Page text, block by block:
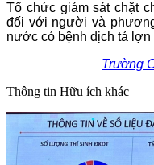
Tổ chức giám sát chặt
đối với người và
nước có bệnh dịch tả lợn
Trường
Thông tin Hữu ích khác